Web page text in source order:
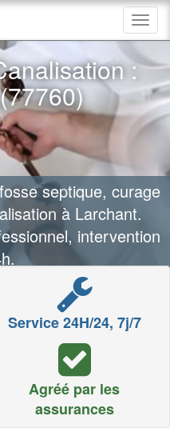
:
septique, curage
à Larchant.
intervention
Service 24H/24, 7j/7
Agréé par les
assurances